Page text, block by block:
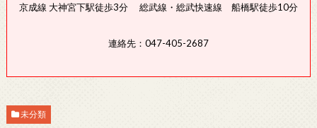
京成線 大神宮下駅徒歩3分 総武線・総武快速線 船橋駅徒歩10分
連絡先：047-405-2687
未分類